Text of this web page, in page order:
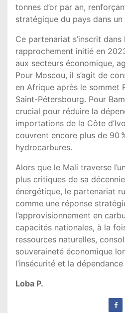
tonnes d’or par an,
stratégique du pays dans un
Ce partenariat s’inscrit
rapprochement initié en
aux secteurs économique,
Pour Moscou, il s’agit de
en Afrique après le sommet
Saint-Pétersbourg. Pour
crucial pour réduire la
importations de la Côte
couvrent encore plus de 90
hydrocarbures.
Alors que le Mali traverse
plus critiques de sa
énergétique, le partenariat
comme une réponse
l’approvisionnement en
capacités nationales, à la
ressources naturelles,
souveraineté économique
l’insécurité et la
Loba P.